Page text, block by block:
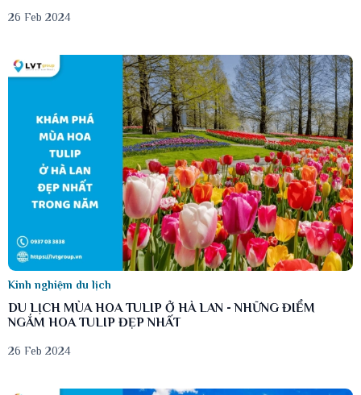
26 Feb 2024
Kinh nghiệm du lịch
DU LỊCH MÙA HOA TULIP Ở HÀ LAN - NHỮNG ĐIỂM
NGẮM HOA TULIP ĐẸP NHẤT
26 Feb 2024